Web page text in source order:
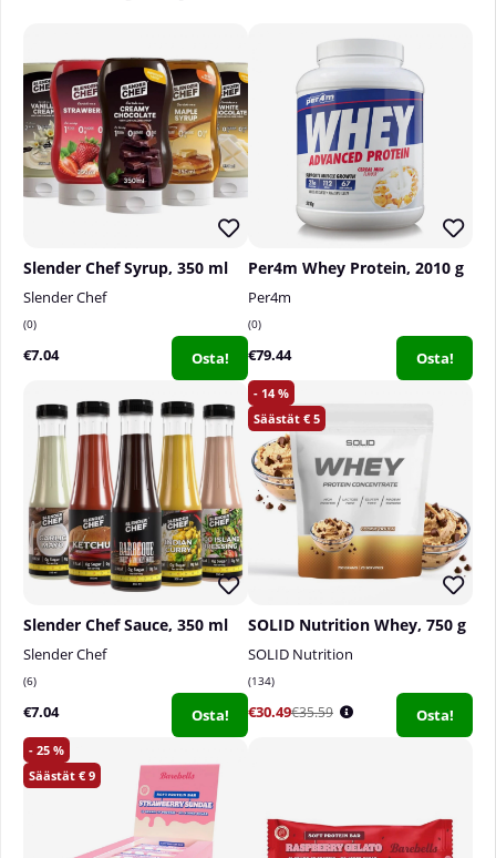
Slender Chef Syrup, 350 ml
Slender Chef
0
€7.04 Osta!
Per4m Whey Protein, 2010 g
Per4m
0
€79.44 Osta!
Slender Chef Sauce, 350 ml
Slender Chef
6
€7.04 Osta!
14
5
SOLID Nutrition Whey, 750 g
SOLID Nutrition
134
€30.49€35.59 Osta!
25
9